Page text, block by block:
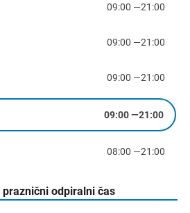
09:00 —21:00
09:00 —21:00
09:00 —21:00
09:00—21:00
08:00 —21:00
praznični odpiralni čas